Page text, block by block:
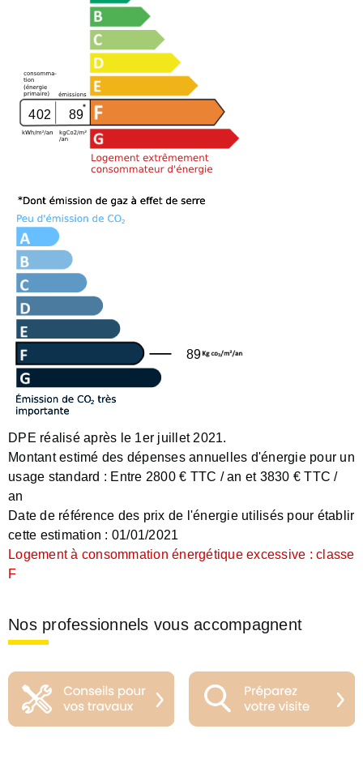
402 89
89
DPE réalisé après le 1er juillet 2021.
Montant estimé des dépenses annuelles d'énergie pour un
usage standard : Entre 2800 € TTC / an et 3830 € TTC /
an
Date de référence des prix de l'énergie utilisés pour établir
cette estimation : 01/01/2021
Logement à consommation énergétique excessive : classe
F
Nos professionnels vous accompagnent